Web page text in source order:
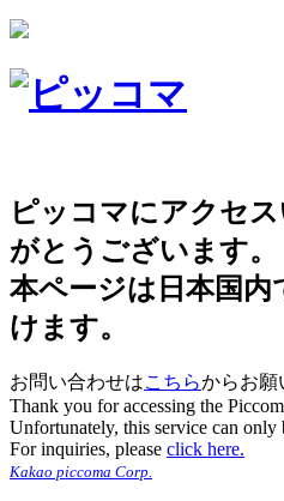
ピッコマにアクセ
がとうございます。
本ページは日本国
けます。
お問い合わせはこちらからお願
Thank you for accessing the
Unfortunately, this service can only
For inquiries, please click here.
Kakao piccoma Corp.